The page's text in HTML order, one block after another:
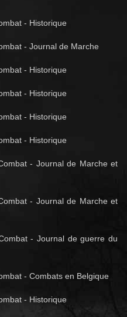
- Historique
- Journal de Marche
- Historique
- Historique
- Historique
- Historique
- Journal de Marche et
- Journal de Marche et
- Journal de guerre du
- Combats en Belgique
- Historique